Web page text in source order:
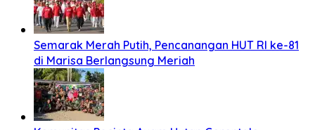
Semarak Merah Putih, Pencanangan HUT RI ke-81
di Marisa Berlangsung Meriah